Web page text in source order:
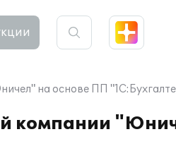
на основе ПП
компании